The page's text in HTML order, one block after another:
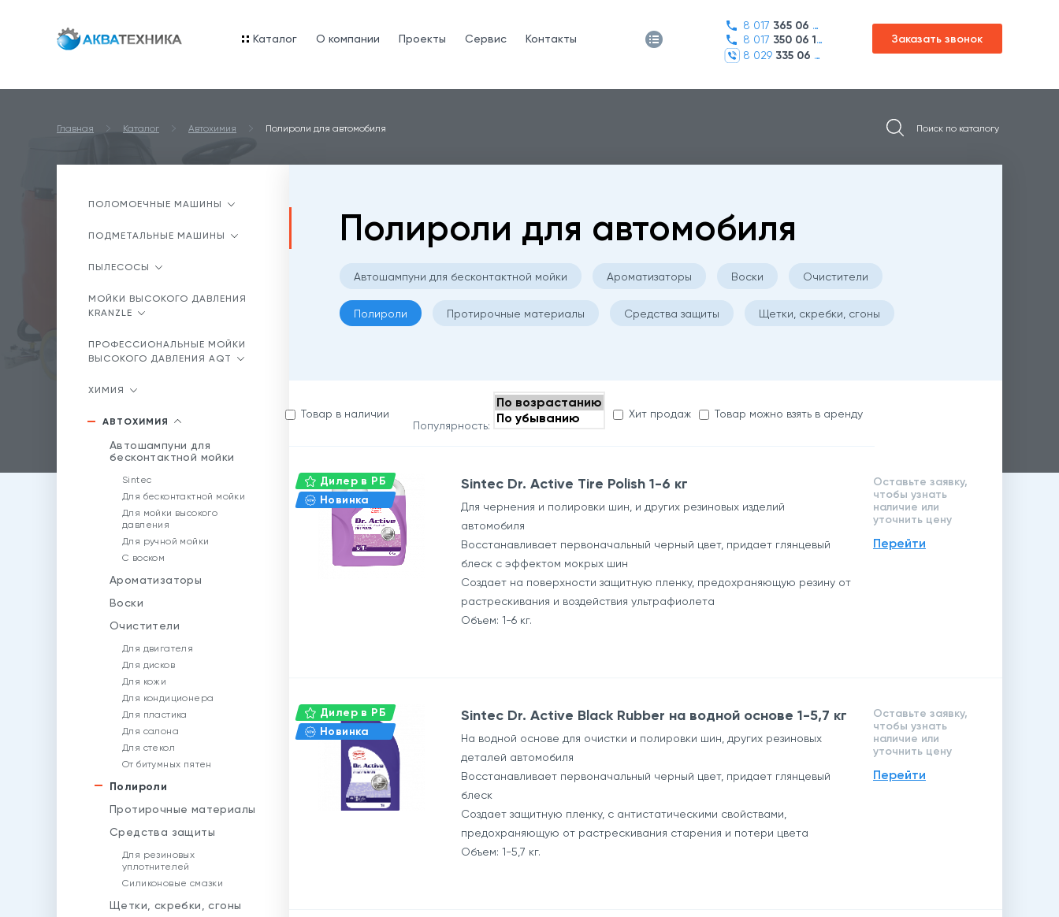
Каталог O компании Проекты Сервис Контакты
8 017 365 06 45
8 017 350 06 16
8 029 335 06 01
Заказать звонок
Главная Каталог Автохимия Полироли для автомобиля
ПОЛОМОЕЧНЫЕ МАШИНЫ
ПОДМЕТАЛЬНЫЕ МАШИНЫ
ПЫЛЕСОСЫ
МОЙКИ ВЫСОКОГО ДАВЛЕНИЯ
KRANZLE
ПРОФЕССИОНАЛЬНЫЕ МОЙКИ
ВЫСОКОГО ДАВЛЕНИЯ AQT
ХИМИЯ
АВТОХИМИЯ
Автошампуни для
бесконтактной мойки
Sintec
Для бесконтактной мойки
Для мойки высокого
давления
Для ручной мойки
С воском
Ароматизаторы
Воски
Очистители
Для двигателя
Для дисков
Для кожи
Для кондиционера
Для пластика
Для салона
Для стекол
От битумных пятен
Полироли
Протирочные материалы
Средства защиты
Для резиновых
уплотнителей
Силиконовые смазки
Щетки, скребки, сгоны
Полироли для автомобиля
Автошампуни для бесконтактной мойки Ароматизаторы Воски Очистители
Полироли Протирочные материалы Средства защиты Щетки, скребки, сгоны
Товар в наличии
Популярность:
Хит продаж Товар можно взять в аренду
Дилер в РБ
Новинка
Sintec Dr. Active Tire Polish 1-6 кг
Для чернения и полировки шин, и других резиновых изделий
автомобиля
Восстанавливает первоначальный черный цвет, придает глянцевый
блеск с эффектом мокрых шин
Создает на поверхности защитную пленку, предохраняющую резину от
растрескивания и воздействия ультрафиолета
Объем: 1-6 кг.
Оставьте заявку,
чтобы узнать
наличие или
уточнить цену
Перейти
Дилер в РБ
Новинка
Sintec Dr. Active Black Rubber на водной основе 1-5,7 кг
На водной основе для очистки и полировки шин, других резиновых
деталей автомобиля
Восстанавливает первоначальный черный цвет, придает глянцевый
блеск
Создает защитную пленку, с антистатическими свойствами,
предохраняющую от растрескивания старения и потери цвета
Объем: 1-5,7 кг.
Оставьте заявку,
чтобы узнать
наличие или
уточнить цену
Перейти